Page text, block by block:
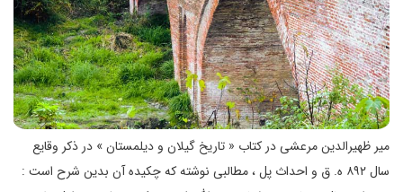
میر ظهیرالدین مرعشی در کتاب « تاریخ گیلان و دیلمستان » در ذکر وقایع
سال ۸۹۲ ه. ق و احداث پل ، مطالبی نوشته که چکیده آن بدین شرح است :